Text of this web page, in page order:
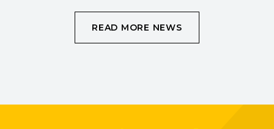
READ MORE NEWS